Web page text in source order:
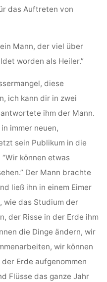
das Auftreten von
Mann, der viel über
worden als Heiler.”
diese
ich kann dir in zwei
ihm der Mann.
immer neuen,
sein Publikum in die
können etwas
Der Mann brachte
ließ ihn in einem Eimer
wie das Studium der
der Risse in der Erde ihm
die Dinge ändern, wir
wir können
Erde aufgenommen
Flüsse das ganze Jahr